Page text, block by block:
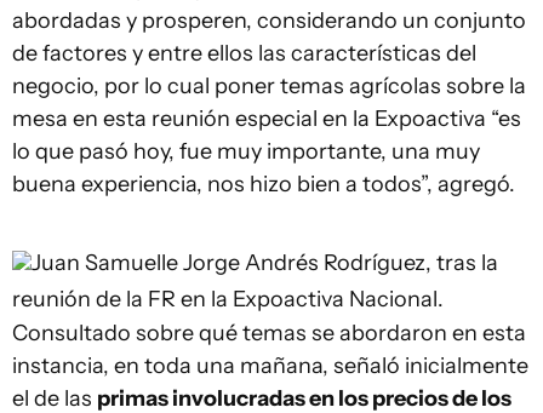
abordadas y prosperen, considerando un conjunto
de factores y entre ellos las características del
negocio, por lo cual poner temas agrícolas sobre la
mesa en esta reunión especial en la Expoactiva “es
lo que pasó hoy, fue muy importante, una muy
buena experiencia, nos hizo bien a todos”, agregó.
Juan SamuelleJorge Andrés Rodríguez, tras la
reunión de la FR en la Expoactiva Nacional.
Consultado sobre qué temas se abordaron en esta
instancia, en toda una mañana, señaló inicialmente
el de las primas involucradas en los precios de los